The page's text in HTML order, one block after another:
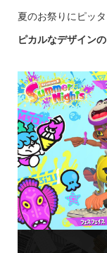
夏のお祭りにピッ
ピカルなデザイン